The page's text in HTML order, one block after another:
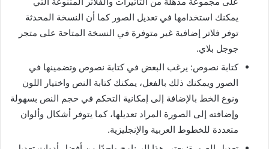
يمكنك استخدامها في تعديل الصور كما أن النسخة المحدثة
توفر فلاتر إضافية غير متوفرة في النسخة المتاحة على متجر
جوجل بلاي.
كتابة نصوص: يرغب البعض في كتابة نصوص وتضمينها في
الصور ويمكنك ذلك بالفعل، يمكنك كتابة النص واختيار اللون
ونوع الخط بالإضافة إلى إمكانية التحكم في حجم النص بسهولة
وإضافته إلى الصورة المراد تعديلها، كما يتوفر أشكال وألوان
متعددة للخطوط العربية والإنجليزية.